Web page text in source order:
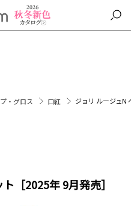
・グロス 口紅 ジョリ ルージュN
［2025年 9月発売］